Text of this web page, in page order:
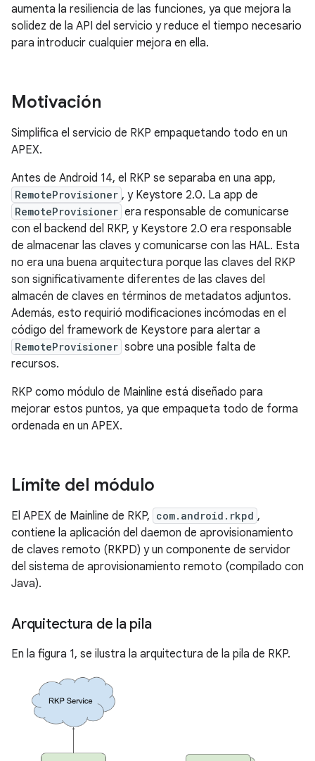
aumenta la resiliencia de las funciones, ya que mejora la
solidez de la API del servicio y reduce el tiempo necesario
para introducir cualquier mejora en ella.
Motivación
Simplifica el servicio de RKP empaquetando todo en un
APEX.
Antes de Android 14, el RKP se separaba en una app,
RemoteProvisioner , y Keystore 2.0. La app de
RemoteProvisioner era responsable de comunicarse
con el backend del RKP, y Keystore 2.0 era responsable
de almacenar las claves y comunicarse con las HAL. Esta
no era una buena arquitectura porque las claves del RKP
son significativamente diferentes de las claves del
almacén de claves en términos de metadatos adjuntos.
Además, esto requirió modificaciones incómodas en el
código del framework de Keystore para alertar a
RemoteProvisioner sobre una posible falta de
recursos.
RKP como módulo de Mainline está diseñado para
mejorar estos puntos, ya que empaqueta todo de forma
ordenada en un APEX.
Límite del módulo
El APEX de Mainline de RKP, com.android.rkpd ,
contiene la aplicación del daemon de aprovisionamiento
de claves remoto (RKPD) y un componente de servidor
del sistema de aprovisionamiento remoto (compilado con
Java).
Arquitectura de la pila
En la figura 1, se ilustra la arquitectura de la pila de RKP.